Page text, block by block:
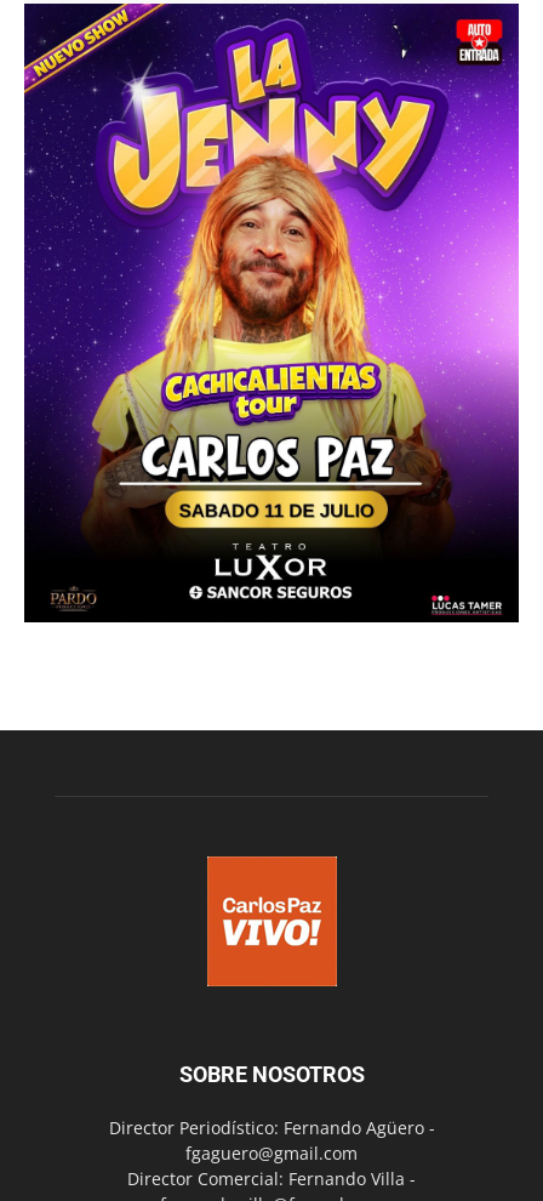
SOBRE NOSOTROS
Director Periodístico: Fernando Agüero -
fgaguero@gmail.com
Director Comercial: Fernando Villa -